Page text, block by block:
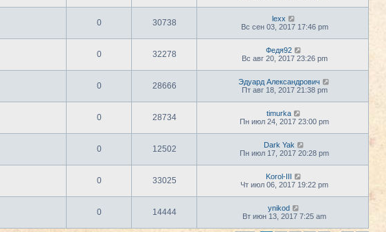
0 30738
lexx
Вс сен 03, 2017 17:46 pm
0 32278
Федя92
Вс авг 20, 2017 23:26 pm
0 28666
Эдуард Александрович
Пт авг 18, 2017 21:38 pm
0 28734
timurka
Пн июл 24, 2017 23:00 pm
0 12502
Dark Yak
Пн июл 17, 2017 20:28 pm
0 33025
Korol-III
Чт июл 06, 2017 19:22 pm
0 14444
ynikod
Вт июн 13, 2017 7:25 am